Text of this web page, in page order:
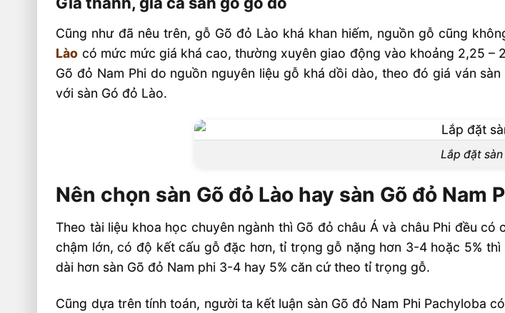
Cũng như đã nêu trên, gỗ Gõ đỏ Lào khá khan hiếm, nguồn gỗ cũng
Lào có mức mức giá khá cao, thường xuyên giao động vào khoảng 2,25
Gõ đỏ Nam Phi do nguồn nguyên liệu gỗ khá dồi dào, theo đó giá ván
với sàn Gó đỏ Lào.
Lắp đặt
Nên chọn sàn Gõ đỏ Lào hay sàn Gõ đỏ Nam
Theo tài liệu khoa học chuyên ngành thì Gõ đỏ châu Á và châu Phi đều
chậm lớn, có độ kết cấu gỗ đặc hơn, tỉ trọng gỗ nặng hơn 3-4 hoặc 5%
dài hơn sàn Gõ đỏ Nam phi 3-4 hay 5% căn cứ theo tỉ trọng gỗ.
Cũng dựa trên tính toán, người ta kết luận sàn Gõ đỏ Nam Phi Pachyloba